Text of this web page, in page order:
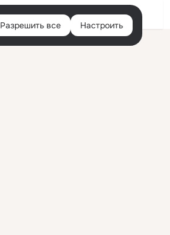
Войти
Разрешить все Настроить